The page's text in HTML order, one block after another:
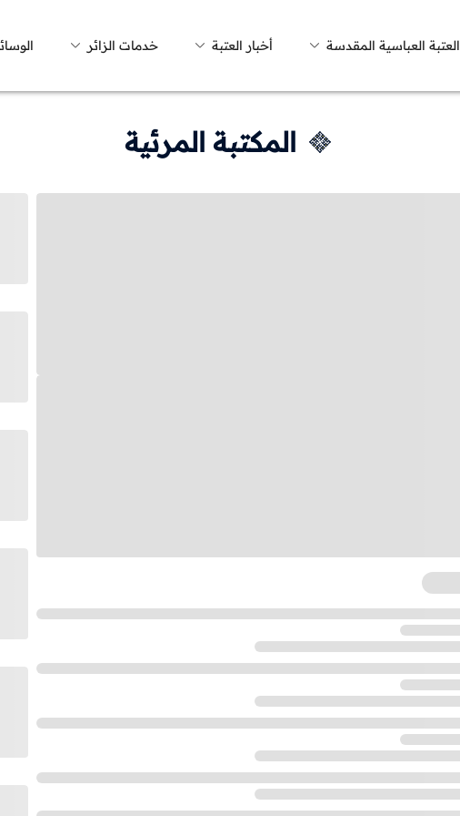
العتبة العباسية المقدسة أخبار العتبة خدمات الزائر
المكتبة المرئية